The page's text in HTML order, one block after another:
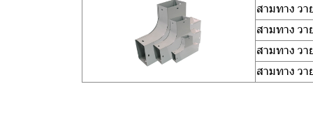
สามทาง ว
สามทาง ว
สามทาง ว
สามทาง ว